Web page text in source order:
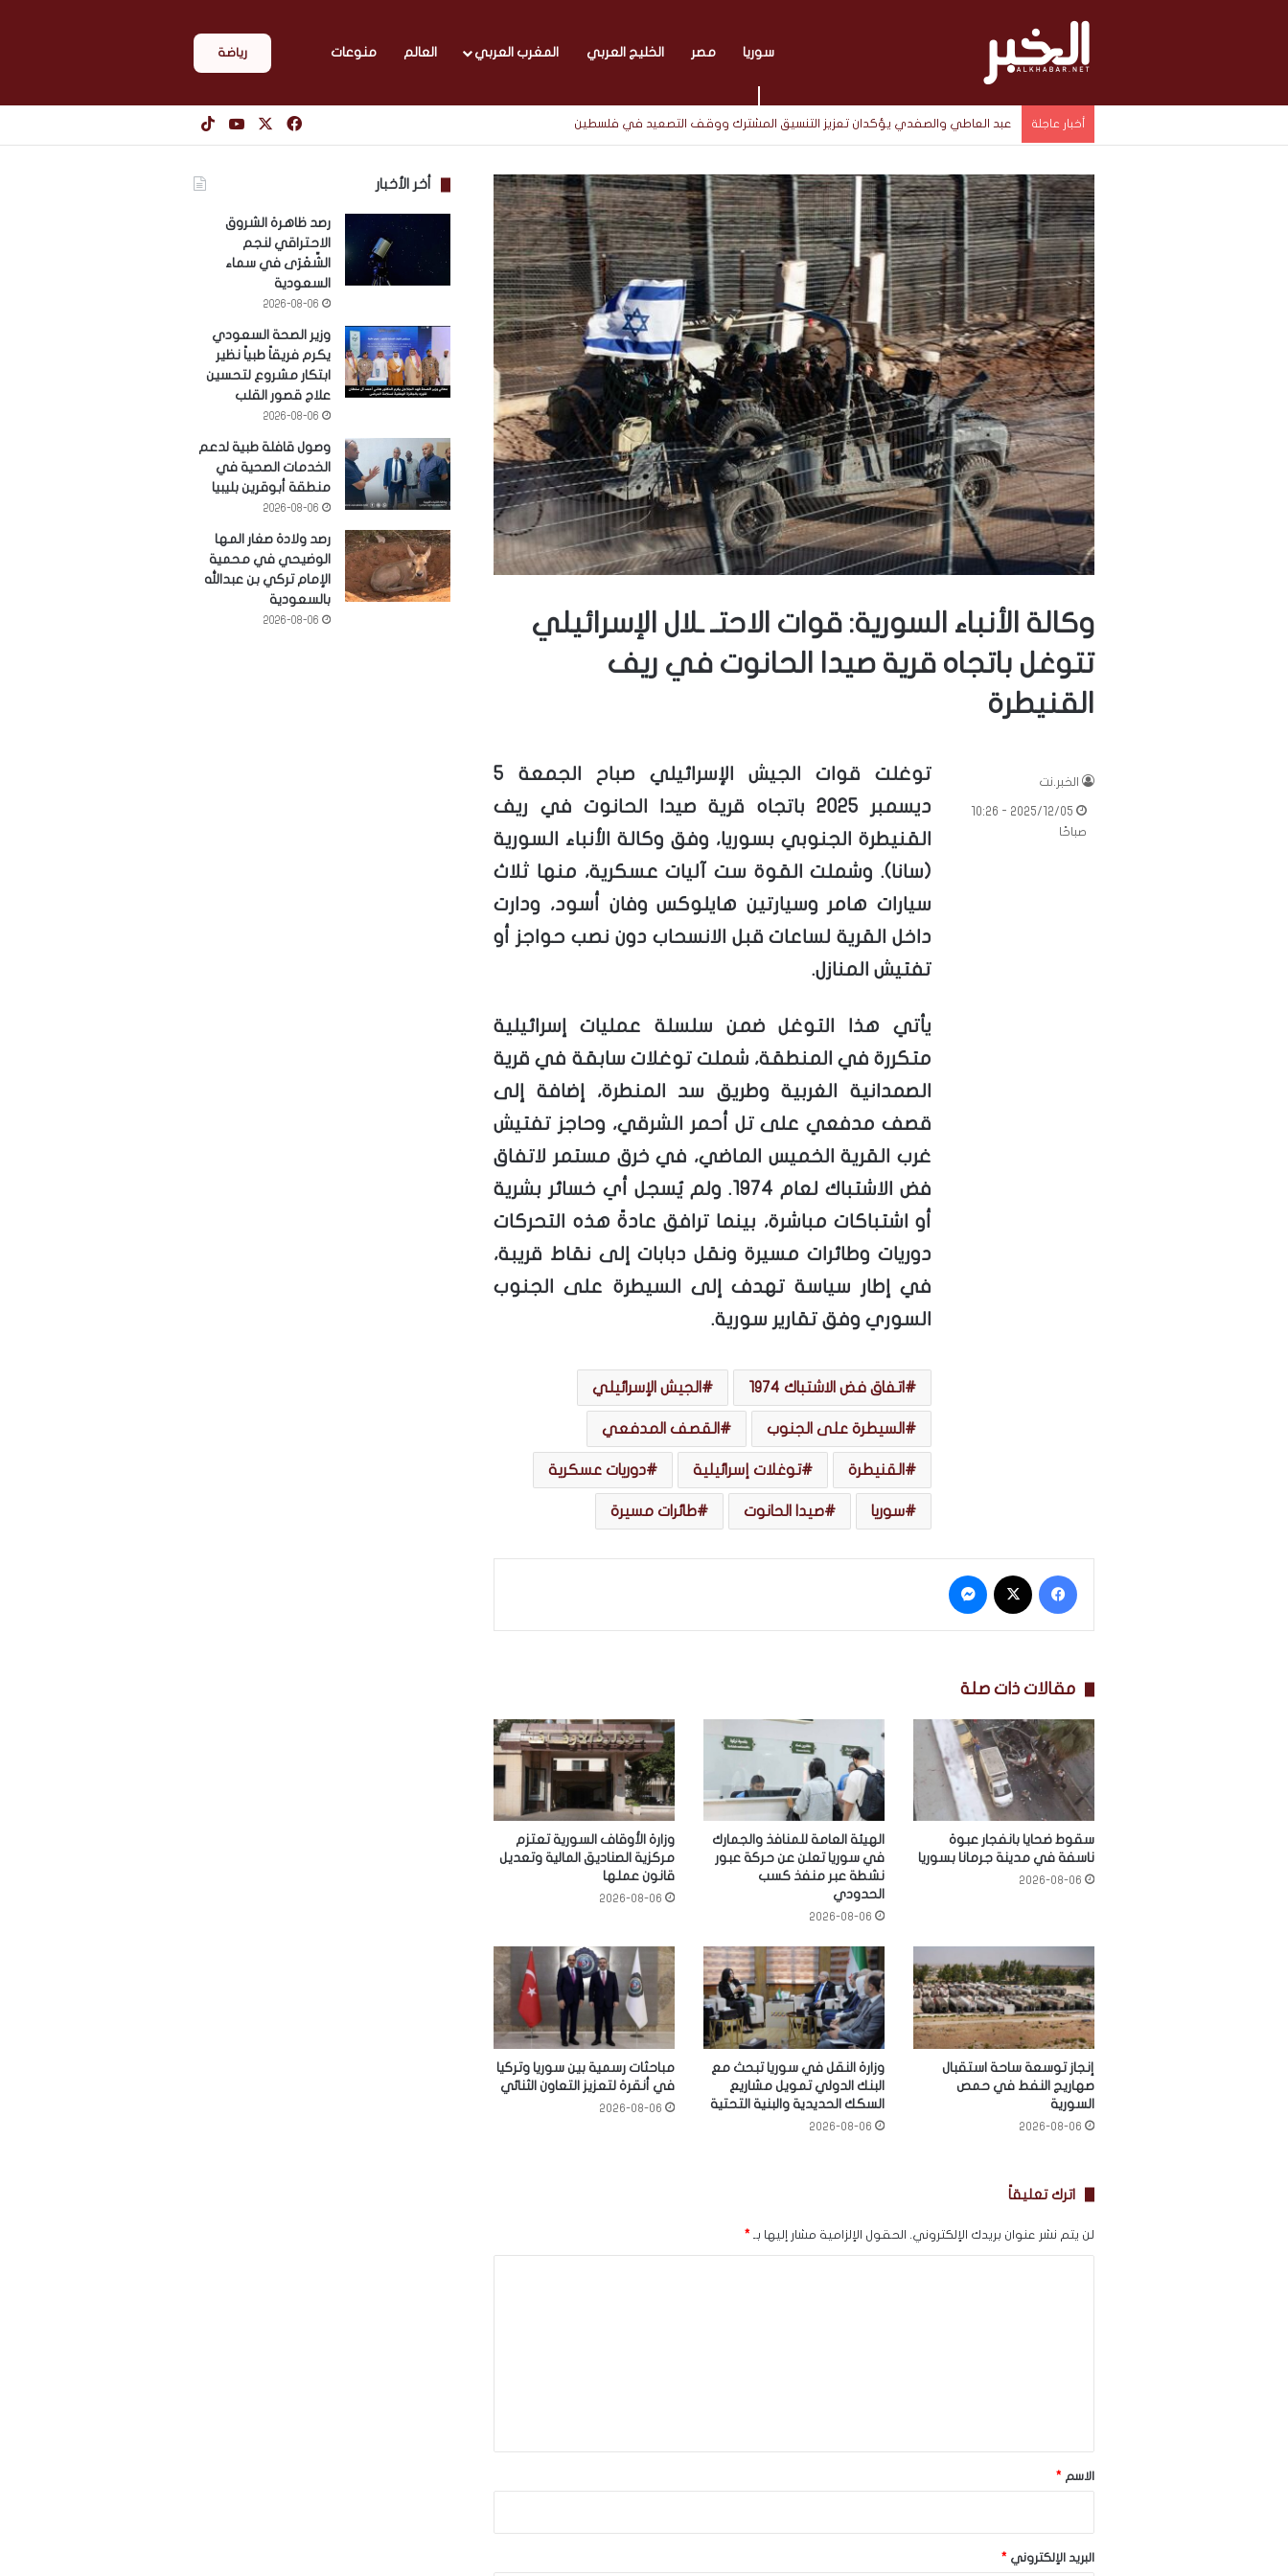
سوريا مصر الخليج العربي المغرب العربي العالم منوعات رياضة
أخبار عاجلة عبد العاطي والصفدي يؤكدان تعزيز التنسيق المشترك ووقف التصعيد في فلسطين فيسبوك‫YouTube
وكالة الأنباء السورية: قوات الاحتـ ـلال الإسرائيلي
تتوغل باتجاه قرية صيدا الحانوت في ريف
القنيطرة
توغلت قوات الجيش الإسرائيلي صباح الجمعة 5
ديسمبر 2025 باتجاه قرية صيدا الحانوت في ريف
القنيطرة الجنوبي بسوريا، وفق وكالة الأنباء السورية
(سانا). وشملت القوة ست آليات عسكرية، منها ثلاث
سيارات هامر وسيارتين هايلوكس وفان أسود، ودارت
داخل القرية لساعات قبل الانسحاب دون نصب حواجز أو
تفتيش المنازل.
يأتي هذا التوغل ضمن سلسلة عمليات إسرائيلية
متكررة في المنطقة، شملت توغلات سابقة في قرية
الصمدانية الغربية وطريق سد المنطرة، إضافة إلى
قصف مدفعي على تل أحمر الشرقي، وحاجز تفتيش
غرب القرية الخميس الماضي، في خرق مستمر لاتفاق
فض الاشتباك لعام 1974. ولم يُسجل أي خسائر بشرية
أو اشتباكات مباشرة، بينما ترافق عادةً هذه التحركات
دوريات وطائرات مسيرة ونقل دبابات إلى نقاط قريبة،
في إطار سياسة تهدف إلى السيطرة على الجنوب
السوري وفق تقارير سورية.
اتفاق فض الاشتباك 1974 الجيش الإسرائيلي
السيطرة على الجنوب القصف المدفعي
القنيطرة توغلات إسرائيلية دوريات عسكرية
سوريا صيدا الحانوت طائرات مسيرة
الخبر.نت
2025/12/05 - 10:26
صباحًا
فيسبوك
مقالات ذات صلة
سقوط ضحايا بانفجار عبوة
ناسفة في مدينة جرمانا بسوريا
2026-08-06
الهيئة العامة للمنافذ والجمارك
في سوريا تعلن عن حركة عبور
نشطة عبر منفذ كسب
الحدودي
2026-08-06
وزارة الأوقاف السورية تعتزم
مركزية الصناديق المالية وتعديل
قانون عملها
2026-08-06
إنجاز توسعة ساحة استقبال
صهاريج النفط في حمص
السورية
2026-08-06
وزارة النقل في سوريا تبحث مع
البنك الدولي تمويل مشاريع
السكك الحديدية والبنية التحتية
2026-08-06
مباحثات رسمية بين سوريا وتركيا
في أنقرة لتعزيز التعاون الثنائي
2026-08-06
اترك تعليقاً
لن يتم نشر عنوان بريدك الإلكتروني. الحقول الإلزامية مشار إليها بـ *
*
الاسم *
البريد الإلكتروني *
أخر الأخبار
رصد ظاهرة الشروق
الاحتراقي لنجم
الشِّعْرَى في سماء
السعودية
2026-08-06
وزير الصحة السعودي
يكرم فريقاً طبياً نظير
ابتكار مشروع لتحسين
علاج قصور القلب
2026-08-06
وصول قافلة طبية لدعم
الخدمات الصحية في
منطقة أبوقرين بليبيا
2026-08-06
رصد ولادة صغار المها
الوضيحي في محمية
الإمام تركي بن عبدالله
بالسعودية
2026-08-06